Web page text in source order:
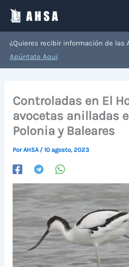
contenido
¿Quieres recibir información de las
Apúntate Aquí
Controladas en El
avocetas anilladas
Polonia y Baleares
PorAHSA /10 agosto, 2023